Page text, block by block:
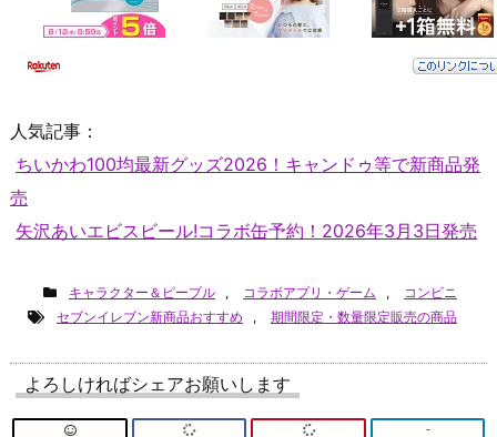
人気記事：
ちいかわ100均最新グッズ2026！キャンドゥ等で新商品発
売
矢沢あいエビスビール!コラボ缶予約！2026年3月3日発売
キャラクター＆ピープル , コラボアプリ・ゲーム ,
コンビニ
セブンイレブン新商品おすすめ
, 期間限定・数量限定販売の商品
よろしければシェアお願いします
-